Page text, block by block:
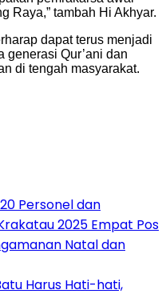
Raya,” tambah Hi Akhyar.
dapat terus menjadi
generasi Qur’ani dan
di tengah masyarakat.
Personel dan
2025 Empat Pos
Natal dan
Harus Hati-hati,